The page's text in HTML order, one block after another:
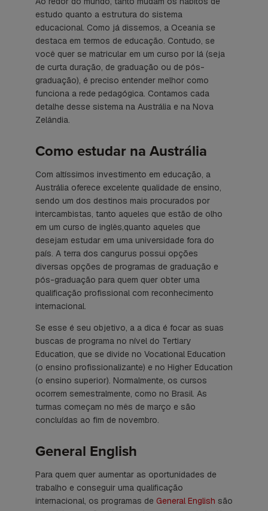
estudo quanto a estrutura do sistema
educacional. Como já dissemos, a Oceania se
destaca em termos de educação. Contudo, se
você quer se matricular em um curso por lá (seja
de curta duração, de graduação ou de pós-
graduação), é preciso entender melhor como
funciona a rede pedagógica. Contamos cada
detalhe desse sistema na Austrália e na Nova
Zelândia.
Como estudar na Austrália
Com altíssimos investimento em educação, a
Austrália oferece excelente qualidade de ensino,
sendo um dos destinos mais procurados por
intercambistas, tanto aqueles que estão de olho
em um curso de inglês,quanto aqueles que
desejam estudar em uma universidade fora do
país. A terra dos cangurus possui opções
diversas opções de programas de graduação e
pós-graduação para quem quer obter uma
qualificação profissional com reconhecimento
internacional.
Se esse é seu objetivo, a a dica é focar as suas
buscas de programa no nível do Tertiary
Education, que se divide no Vocational Education
(o ensino profissionalizante) e no Higher Education
(o ensino superior). Normalmente, os cursos
ocorrem semestralmente, como no Brasil. As
turmas começam no mês de março e são
concluídas ao fim de novembro.
General English
Para quem quer aumentar as oportunidades de
trabalho e conseguir uma qualificação
internacional, os programas de General English são